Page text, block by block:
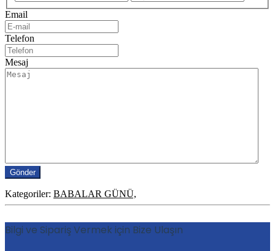
Email
Telefon
Mesaj
Kategoriler: BABALAR GÜNÜ,
Bilgi ve Sipariş Vermek için Bize Ulaşın